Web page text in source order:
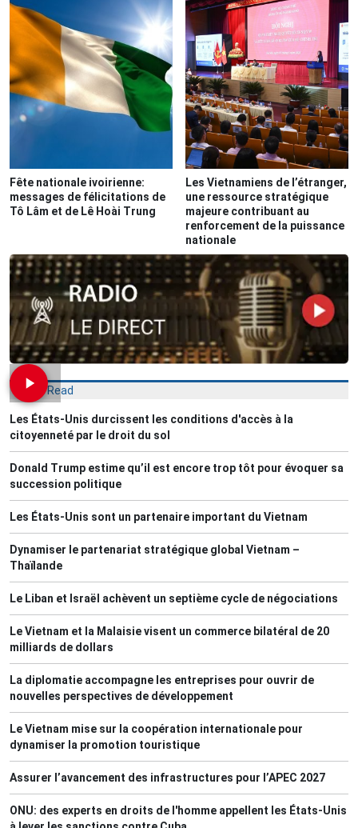
Fête nationale ivoirienne:
messages de félicitations de
Tô Lâm et de Lê Hoài Trung
Les Vietnamiens de l’étranger,
une ressource stratégique
majeure contribuant au
renforcement de la puissance
nationale
Most Read
Les États-Unis durcissent les conditions d'accès à la
citoyenneté par le droit du sol
Donald Trump estime qu’il est encore trop tôt pour évoquer sa
succession politique
Les États-Unis sont un partenaire important du Vietnam
Dynamiser le partenariat stratégique global Vietnam –
Thaïlande
Le Liban et Israël achèvent un septième cycle de négociations
Le Vietnam et la Malaisie visent un commerce bilatéral de 20
milliards de dollars
La diplomatie accompagne les entreprises pour ouvrir de
nouvelles perspectives de développement
Le Vietnam mise sur la coopération internationale pour
dynamiser la promotion touristique
Assurer l’avancement des infrastructures pour l’APEC 2027
ONU: des experts en droits de l'homme appellent les États-Unis